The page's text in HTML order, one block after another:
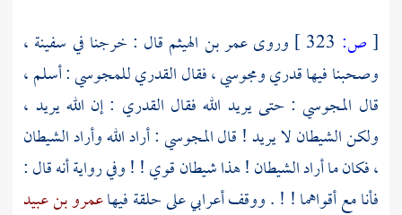
[ص: وروىعمر بن الهيثم قال : خرجنا في سفينة ،
وصحبنا فيها قدري ومجوسي ، فقال القدري للمجوسي : أسلم ،
قال المجوسي : حتى يريد الله فقال القدري : إن الله يريد ،
ولكن الشيطان لا يريد ! قال المجوسي : أراد الله وأراد الشيطان
، فكان ما أراد الشيطان ! هذا شيطان قوي ! ! وفي رواية أنه قال :
فأنا مع أقواهما ! ! . ووقف أعرابي على حلقة فيهاعمرو بن عبيد